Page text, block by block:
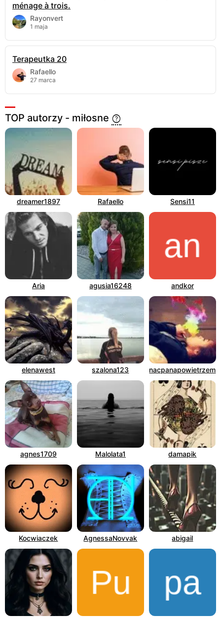
ménage à trois.
Rayonvert
1 maja
Terapeutka 20
Rafaello
27 marca
TOP autorzy - miłosne
dreamer1897 Rafaello Sensi11
Aria agusia16248 andkor
elenawest szalona123 nacpanapowietrzem
agnes1709 Malolata1 damapik
Kocwiaczek AgnessaNovvak abigail